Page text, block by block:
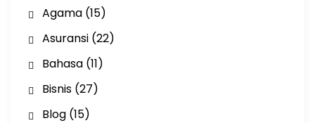
Agama(15)
Asuransi(22)
Bahasa(11)
Bisnis(27)
Blog(15)